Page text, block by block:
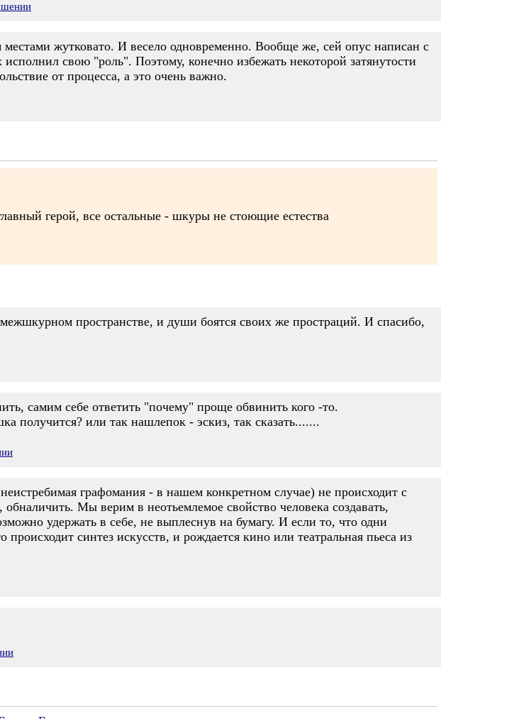
жутковато. И весело одновременно. Вообще же, сей опус написан с
свою "роль". Поэтому, конечно избежать некоторой затянутости
от процесса, а это очень важно.
герой, все остальные - шкуры не стоющие естества
пространстве, и души боятся своих же простраций. И спасибо,
самим себе ответить "почему" проще обвинить кого -то.
получится? или так нашлепок - эскиз, так сказать.......
графомания - в нашем конкретном случае) не происходит с
Мы верим в неотьемлемое свойство человека создавать,
удержать в себе, не выплеснув на бумагу. И если то, что одни
синтез искусств, и рождается кино или театральная пьеса из